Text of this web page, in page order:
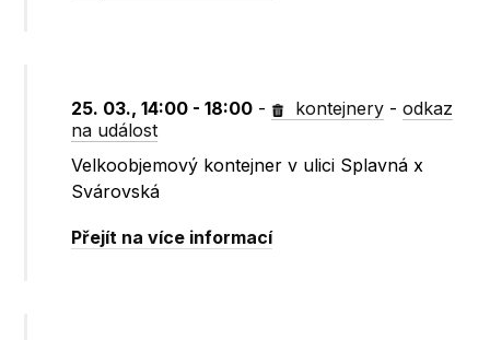
25. 03., 14:00 - 18:00 - kontejnery -odkaz
na událost
Velkoobjemový kontejner v ulici Splavná x
Svárovská
Přejít na více informací